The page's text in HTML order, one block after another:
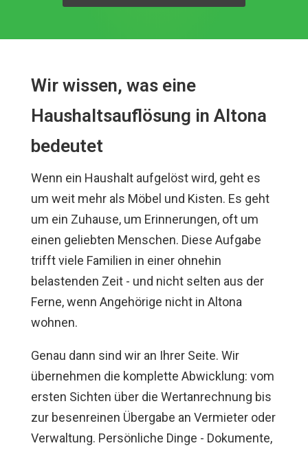
Wir wissen, was eine
Haushaltsauflösung in Altona
bedeutet
Wenn ein Haushalt aufgelöst wird, geht es
um weit mehr als Möbel und Kisten. Es geht
um ein Zuhause, um Erinnerungen, oft um
einen geliebten Menschen. Diese Aufgabe
trifft viele Familien in einer ohnehin
belastenden Zeit - und nicht selten aus der
Ferne, wenn Angehörige nicht in Altona
wohnen.
Genau dann sind wir an Ihrer Seite. Wir
übernehmen die komplette Abwicklung: vom
ersten Sichten über die Wertanrechnung bis
zur besenreinen Übergabe an Vermieter oder
Verwaltung. Persönliche Dinge - Dokumente,